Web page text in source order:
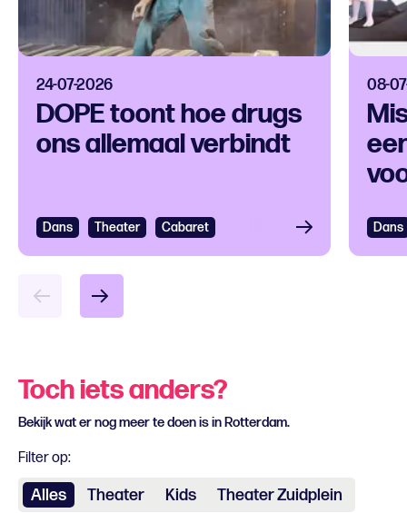
24-07-2026
DOPE toont hoe drugs
ons allemaal verbindt
Dans Theater Cabaret
08-
Dans
Bekijken
Toch iets anders?
Bekijk wat er nog meer te doen is in Rotterdam.
Filter op:
Alles Theater Kids Theater Zuidplein